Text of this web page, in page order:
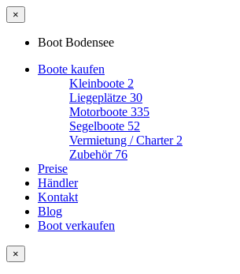
×
Boot Bodensee
Boote kaufen
Kleinboote 2
Liegeplätze 30
Motorboote 335
Segelboote 52
Vermietung / Charter 2
Zubehör 76
Preise
Händler
Kontakt
Blog
Boot verkaufen
×